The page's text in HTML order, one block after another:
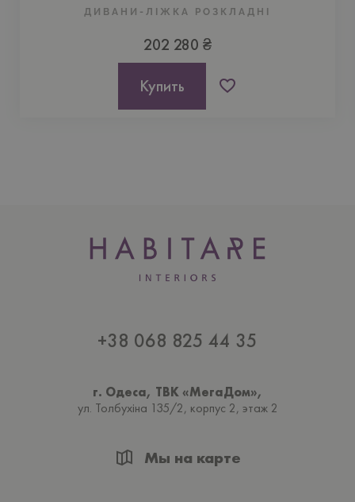
ДИВАНИ-ЛІЖКА РОЗКЛАДНІ
202 280 ₴
Купить
+38 068 825 44 35
г. Одеса, ТВК «МегаДом»,
ул. Толбухiна 135/2, корпус 2, этаж 2
Мы на карте